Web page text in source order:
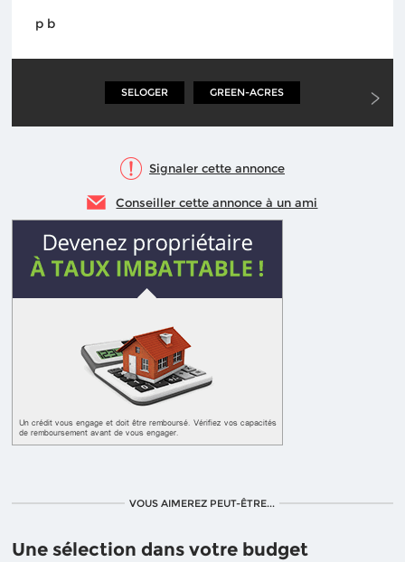
p b
SELOGER GREEN-ACRES
Signaler cette annonce
Conseiller cette annonce à un ami
VOUS AIMEREZ PEUT-ÊTRE...
Une sélection dans votre budget